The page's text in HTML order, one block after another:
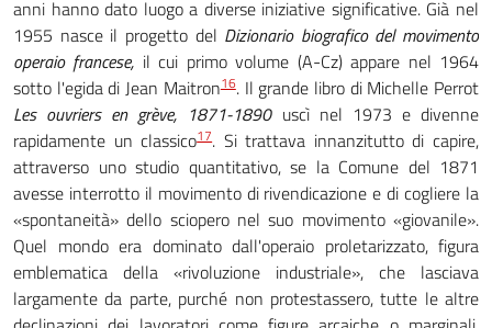
anni hanno dato luogo a diverse iniziative significative. Già nel
1955 nasce il progetto del Dizionario biografico del movimento
operaio francese, il cui primo volume (A-Cz) appare nel 1964
sotto l'egida di Jean Maitron16. Il grande libro di Michelle Perrot
Les ouvriers en grève, 1871-1890uscì nel 1973 e divenne
rapidamente un classico17. Si trattava innanzitutto di capire,
attraverso uno studio quantitativo, se la Comune del 1871
avesse interrotto il movimento di rivendicazione e di cogliere la
«spontaneità» dello sciopero nel suo movimento «giovanile».
Quel mondo era dominato dall'operaio proletarizzato, figura
emblematica della «rivoluzione industriale», che lasciava
largamente da parte, purché non protestassero, tutte le altre